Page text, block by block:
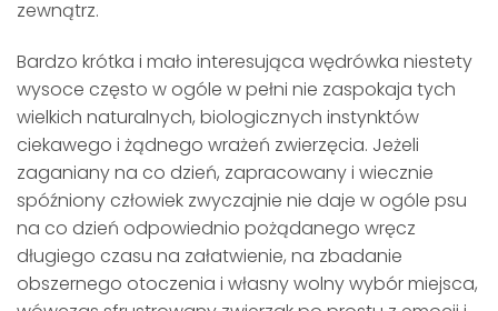
zewnątrz.
Bardzo krótka i mało interesująca wędrówka niestety
wysoce często w ogóle w pełni nie zaspokaja tych
wielkich naturalnych, biologicznych instynktów
ciekawego i żądnego wrażeń zwierzęcia. Jeżeli
zaganiany na co dzień, zapracowany i wiecznie
spóźniony człowiek zwyczajnie nie daje w ogóle psu
na co dzień odpowiednio pożądanego wręcz
długiego czasu na załatwienie, na zbadanie
obszernego otoczenia i własny wolny wybór miejsca,